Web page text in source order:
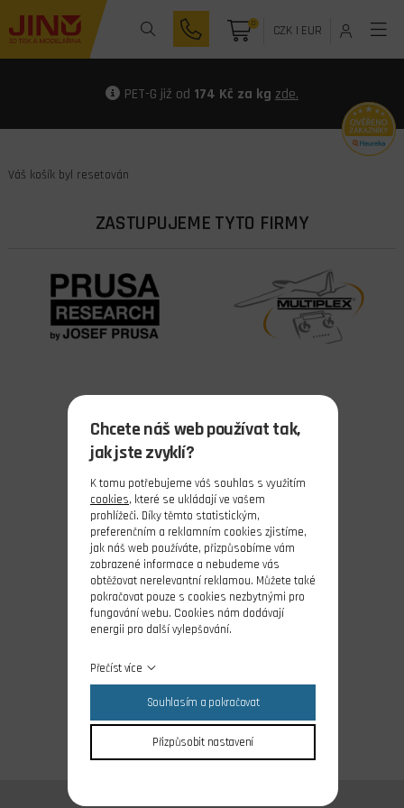
0 CZK| EUR
PET-G již od 174 Kč za kg zde.
Váš košík byl resetován
ZASTUPUJEME TYTO FIRMY
Chcete náš web používat tak,
jak jste zvyklí?
K tomu potřebujeme váš souhlas s využitím
cookies, které se ukládají ve vašem
prohlížeči. Díky těmto statistickým,
preferenčním a reklamním cookies zjistíme,
jak náš web používáte, přizpůsobíme vám
zobrazené informace a nebudeme vás
obtěžovat nerelevantní reklamou. Můžete také
pokračovat pouze s cookies nezbytnými pro
fungování webu. Cookies nám dodávají
energii pro další vylepšování.
Přečíst více
Souhlasím a pokračovat
Přizpůsobit nastavení